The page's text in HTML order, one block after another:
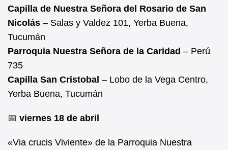
Capilla de Nuestra Señora del Rosario de San
Nicolás – Salas y Valdez 101, Yerba Buena,
Tucumán
Parroquia Nuestra Señora de la Caridad – Perú
735
Capilla San Cristobal – Lobo de la Vega Centro,
Yerba Buena, Tucumán
📅 viernes 18 de abril
«Via crucis Viviente» de la Parroquia Nuestra